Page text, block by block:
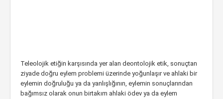
Teleolojik etiğin karşısında yer alan deontolojik etik, sonuçtan
ziyade doğru eylem problemi üzerinde yoğunlaşır ve ahlaki bir
eylemin doğruluğu ya da yanlışlığının, eylemin sonuçlarından
bağımsız olarak onun birtakım ahlaki ödev ya da eylem